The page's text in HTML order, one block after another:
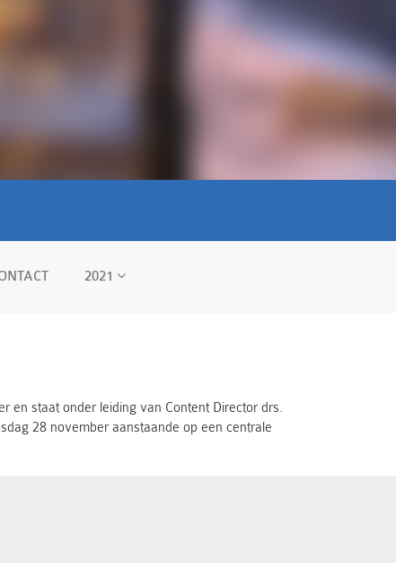
2021
en staat onder leiding van Content Director drs.
28 november aanstaande op een centrale